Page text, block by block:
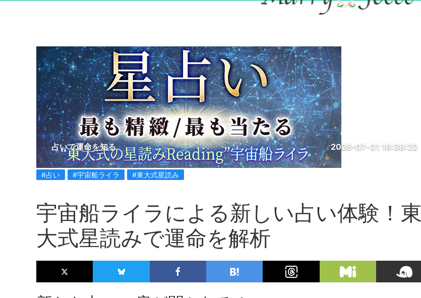
占いで運命を知る 2025-07-31 16:38:22
#占い #宇宙船ライラ #東大式星読み
宇宙船ライラによる新しい占い体験！東
大式星読みで運命を解析